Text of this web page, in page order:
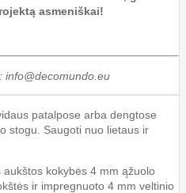
asmeniškai!
info@decomundo.eu
patalpose arba dengtose
stogu. Saugoti nuo lietaus ir
aukštos kokybės 4 mm ąžuolo
ir impregnuoto 4 mm veltinio